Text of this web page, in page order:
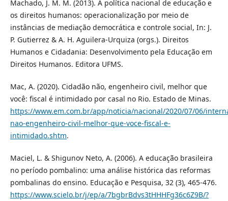
Machado, J. M. M. (2013). A política nacional de educação e
os direitos humanos: operacionalização por meio de
instâncias de mediação democrática e controle social, In: J.
P. Gutierrez & A. H. Aguilera-Urquiza (orgs.). Direitos
Humanos e Cidadania: Desenvolvimento pela Educação em
Direitos Humanos. Editora UFMS.
Mac, A. (2020). Cidadão não, engenheiro civil, melhor que
você: fiscal é intimidado por casal no Rio. Estado de Minas.
https://www.em.com.br/app/noticia/nacional/2020/07/06/
nao-engenheiro-civil-melhor-que-voce-fiscal-e-
intimidado.shtm.
Maciel, L. & Shigunov Neto, A. (2006). A educação brasileira
no período pombalino: uma análise histórica das reformas
pombalinas do ensino. Educação e Pesquisa, 32 (3), 465-476.
https://www.scielo.br/j/ep/a/7bgbrBdvs3tHHHFg36c6Z9B/?